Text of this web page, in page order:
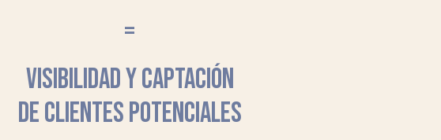
=
VISIBILIDAD Y CAPTACIÓN
DE CLIENTES POTENCIALES